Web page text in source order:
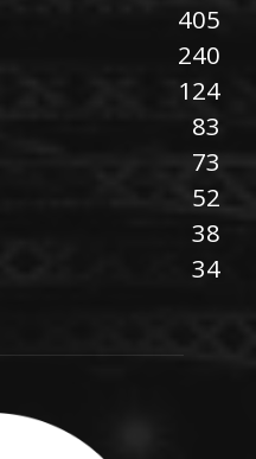
405
240
124
83
73
52
38
34